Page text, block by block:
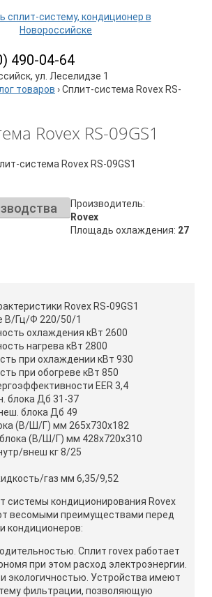
490-04-64
ул. Леселидзе 1
товаров ›Сплит-система Rovex RS-
Rovex RS-09GS1
Производитель:
Rovex
Площадь охлаждения: 27
Rovex RS-09GS1
В/Гц/Ф 220/50/1
охлаждения кВт 2600
нагрева кВт 2800
при охлаждении кВт 930
при обогреве кВт 850
EER 3,4
блока Дб 31-37
блока Дб 49
(В/Ш/Г) мм 265х730х182
(В/Ш/Г) мм 428х720х310
внеш кг 8/25
газ мм 6,35/9,52
системы кондиционирования Rovex
весомыми преимуществами перед
кондиционеров:
Сплит rovex работает
при этом расход электроэнергии.
экологичностью. Устройства имеют
фильтрации, позволяющую